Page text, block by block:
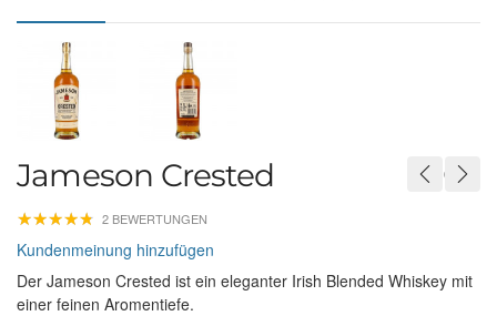
Jameson Crested
★★★★★
★★★★★ 2 BEWERTUNGEN
Kundenmeinung hinzufügen
Der Jameson Crested ist ein eleganter Irish Blended Whiskey mit
einer feinen Aromentiefe.